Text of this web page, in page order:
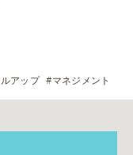
アップ #マネジメント